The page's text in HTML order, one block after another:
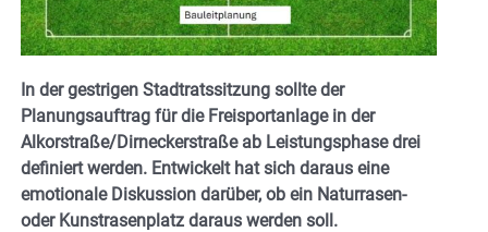
In der gestrigen Stadtratssitzung sollte der
Planungsauftrag für die Freisportanlage in der
Alkorstraße/Dirneckerstraße ab Leistungsphase drei
definiert werden. Entwickelt hat sich daraus eine
emotionale Diskussion darüber, ob ein Naturrasen-
oder Kunstrasenplatz daraus werden soll.